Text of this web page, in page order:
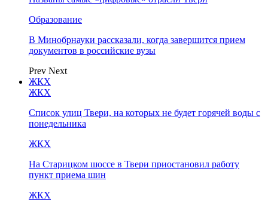
Образование
В Минобрнауки рассказали, когда завершится прием
документов в российские вузы
Prev Next
ЖКХ
ЖКХ
Список улиц Твери, на которых не будет горячей воды с
понедельника
ЖКХ
На Старицком шоссе в Твери приостановил работу
пункт приема шин
ЖКХ